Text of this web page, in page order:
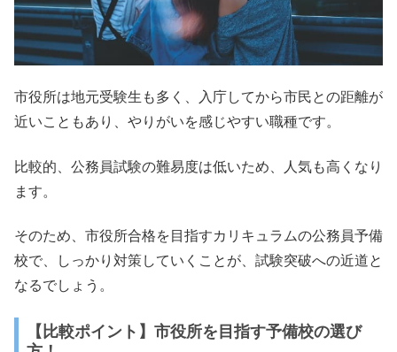
市役所は地元受験生も多く、入庁してから市民との距離が
近いこともあり、やりがいを感じやすい職種です。
比較的、公務員試験の難易度は低いため、人気も高くなり
ます。
そのため、市役所合格を目指すカリキュラムの公務員予備
校で、しっかり対策していくことが、試験突破への近道と
なるでしょう。
【比較ポイント】市役所を目指す予備校の選び